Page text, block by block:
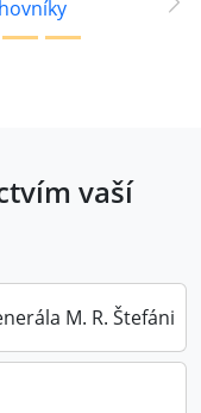
vaší
M. R. Štefánika